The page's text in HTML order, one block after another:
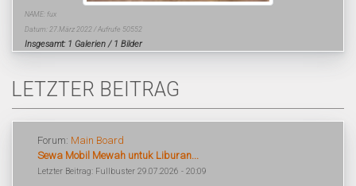
NAME: fux
Datum: 27.März 2022 / Aufrufe 50552
Insgesamt: 1 Galerien / 1 Bilder
LETZTER BEITRAG
Forum: Main Board
Sewa Mobil Mewah untuk Liburan...
Letzter Beitrag: Fullbuster 29.07.2026 - 20:09